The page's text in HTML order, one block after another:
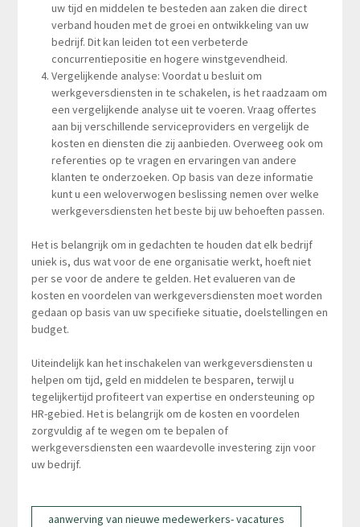
uw tijd en middelen te besteden aan zaken die direct
verband houden met de groei en ontwikkeling van uw
bedrijf. Dit kan leiden tot een verbeterde
concurrentiepositie en hogere winstgevendheid.
Vergelijkende analyse: Voordat u besluit om
werkgeversdiensten in te schakelen, is het raadzaam om
een vergelijkende analyse uit te voeren. Vraag offertes
aan bij verschillende serviceproviders en vergelijk de
kosten en diensten die zij aanbieden. Overweeg ook om
referenties op te vragen en ervaringen van andere
klanten te onderzoeken. Op basis van deze informatie
kunt u een weloverwogen beslissing nemen over welke
werkgeversdiensten het beste bij uw behoeften passen.
Het is belangrijk om in gedachten te houden dat elk bedrijf
uniek is, dus wat voor de ene organisatie werkt, hoeft niet
per se voor de andere te gelden. Het evalueren van de
kosten en voordelen van werkgeversdiensten moet worden
gedaan op basis van uw specifieke situatie, doelstellingen en
budget.
Uiteindelijk kan het inschakelen van werkgeversdiensten u
helpen om tijd, geld en middelen te besparen, terwijl u
tegelijkertijd profiteert van expertise en ondersteuning op
HR-gebied. Het is belangrijk om de kosten en voordelen
zorgvuldig af te wegen om te bepalen of
werkgeversdiensten een waardevolle investering zijn voor
uw bedrijf.
aanwerving van nieuwe medewerkers- vacatures